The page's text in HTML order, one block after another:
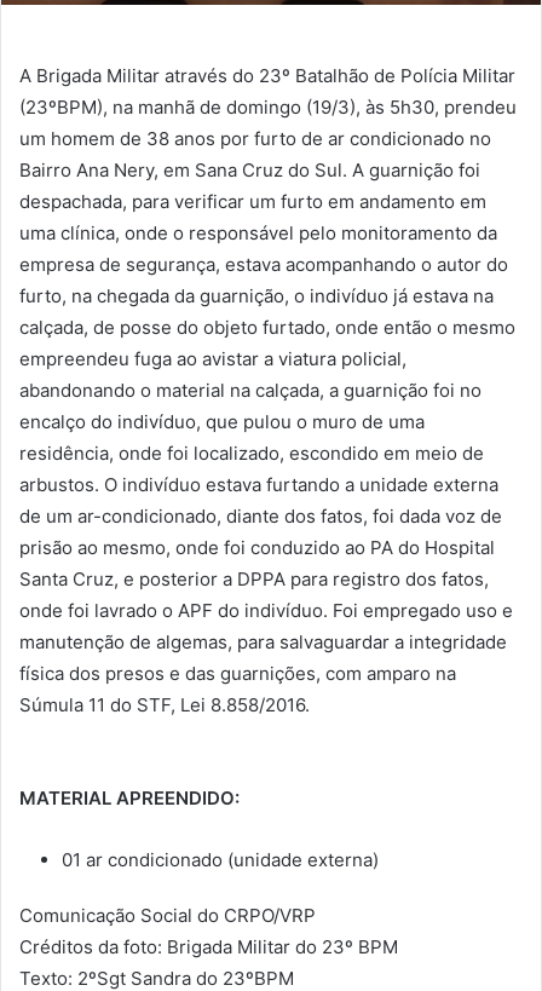
A Brigada Militar através do 23º Batalhão de Polícia Militar
(23ºBPM), na manhã de domingo (19/3), às 5h30, prendeu
um homem de 38 anos por furto de ar condicionado no
Bairro Ana Nery, em Sana Cruz do Sul. A guarnição foi
despachada, para verificar um furto em andamento em
uma clínica, onde o responsável pelo monitoramento da
empresa de segurança, estava acompanhando o autor do
furto, na chegada da guarnição, o indivíduo já estava na
calçada, de posse do objeto furtado, onde então o mesmo
empreendeu fuga ao avistar a viatura policial,
abandonando o material na calçada, a guarnição foi no
encalço do indivíduo, que pulou o muro de uma
residência, onde foi localizado, escondido em meio de
arbustos. O indivíduo estava furtando a unidade externa
de um ar-condicionado, diante dos fatos, foi dada voz de
prisão ao mesmo, onde foi conduzido ao PA do Hospital
Santa Cruz, e posterior a DPPA para registro dos fatos,
onde foi lavrado o APF do indivíduo. Foi empregado uso e
manutenção de algemas, para salvaguardar a integridade
física dos presos e das guarnições, com amparo na
Súmula 11 do STF, Lei 8.858/2016.
MATERIAL APREENDIDO:
01 ar condicionado (unidade externa)
Comunicação Social do CRPO/VRP
Créditos da foto: Brigada Militar do 23º BPM
Texto: 2ºSgt Sandra do 23ºBPM